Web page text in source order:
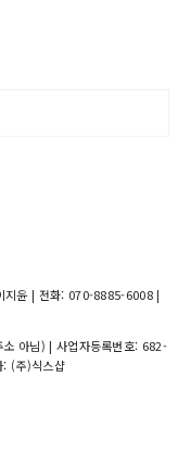
지윤 | 전화: 070-8885-6008 |
아님) | 사업자등록번호: 682-
: (주)식스샵